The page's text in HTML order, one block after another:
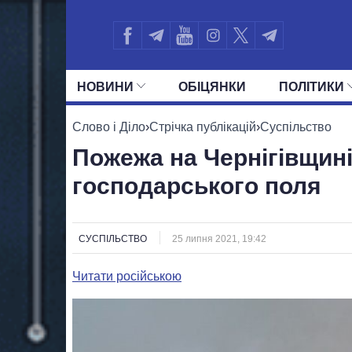
НОВИНИ ОБIЦЯНКИ ПОЛIТИКИ
УСІ ПОЛІТИКИ ПРЕЗИДЕНТ І ОФІС
Слово і Діло›Стрічка публікацій›Суспільство
Пожежа на
господарського поля
СУСПІЛЬСТВО 25 липня 2021, 19:42
Читати російською